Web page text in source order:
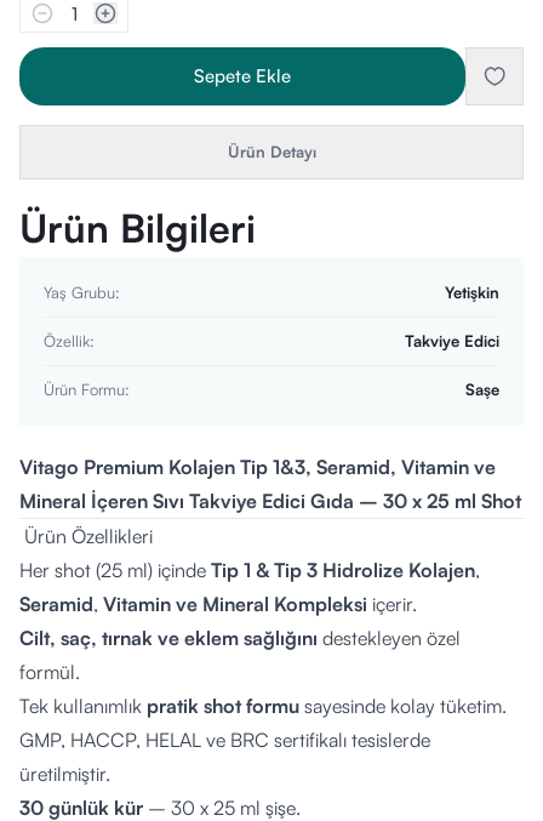
1
Sepete Ekle
Ürün Detayı
Ürün Bilgileri
Yaş Grubu: Yetişkin
Özellik: Takviye Edici
Ürün Formu: Saşe
Vitago Premium Kolajen Tip 1&3, Seramid, Vitamin ve
Mineral İçeren Sıvı Takviye Edici Gıda – 30 x 25 ml Shot
Ürün Özellikleri
Her shot (25 ml) içinde Tip 1 & Tip 3 Hidrolize Kolajen,
Seramid, Vitamin ve Mineral Kompleksi içerir.
Cilt, saç, tırnak ve eklem sağlığını destekleyen özel
formül.
Tek kullanımlık pratik shot formu sayesinde kolay tüketim.
GMP, HACCP, HELAL ve BRC sertifikalı tesislerde
üretilmiştir.
30 günlük kür – 30 x 25 ml şişe.